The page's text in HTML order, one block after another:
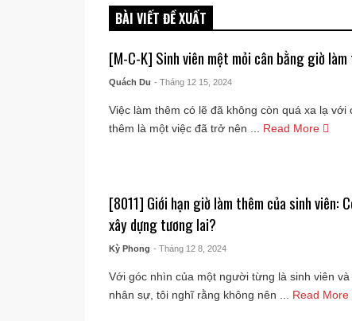
BÀI VIẾT ĐỀ XUẤT
[M-C-K] Sinh viên mệt mỏi cân bằng giờ
Quách Du - Tháng 12 15, 2024
Việc làm thêm có lẽ đã không còn quá xa lạ với
thêm là một việc đã trở nên ...
Read More
[8011] Giới hạn giờ làm thêm của sinh viên:
xây dựng tương lai?
Kỳ Phong - Tháng 12 8, 2024
Với góc nhìn của một người từng là sinh viên
nhân sự, tôi nghĩ rằng không nên ...
Read More